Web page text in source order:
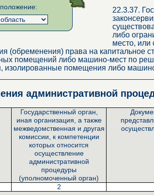
22.3.37.
либо
место, или
(обременения) права на
помещений либо машино-мест по
изолированные помещения либо
административной
Государственный орган,
иная организация, а также
межведомственная и другая
комиссии, к компетенции
которых относится
осуществление
административной
процедуры
(уполномоченный орган)
2